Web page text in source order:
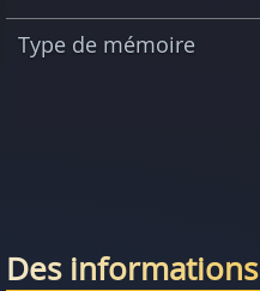
Type de mémoire
Des